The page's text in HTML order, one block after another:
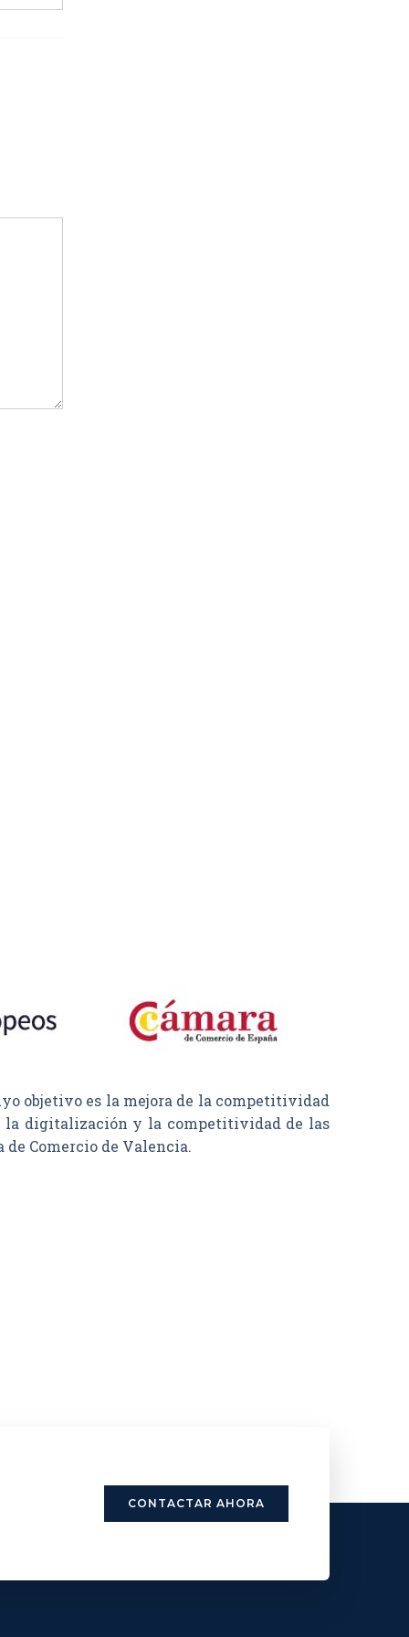
objetivo es la mejora de la competitividad
la digitalización y la competitividad de las
Comercio de Valencia.
CONTACTAR AHORA